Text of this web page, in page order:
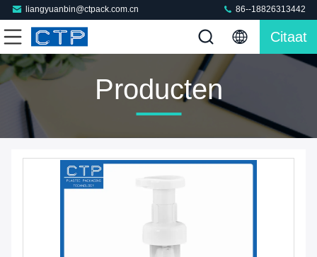
liangyuanbin@ctpack.com.cn 86--18826313442
Citaat
Producten